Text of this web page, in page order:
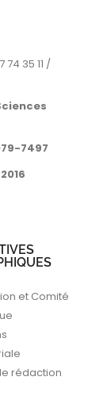
35 11 /
7497
et Comité
rédaction